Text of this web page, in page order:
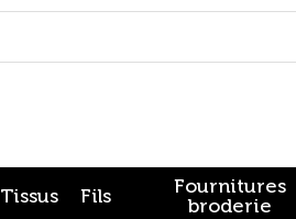
Tissus Fils
Fournitures
broderie